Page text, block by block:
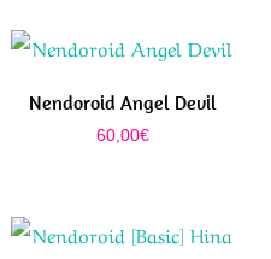
Nendoroid Angel Devil
60,00€